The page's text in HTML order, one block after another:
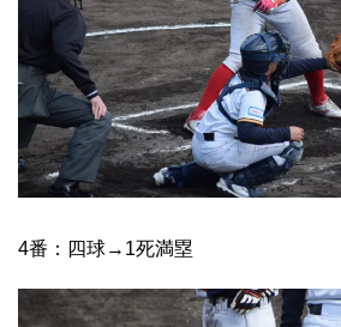
4番：四球→1死満塁